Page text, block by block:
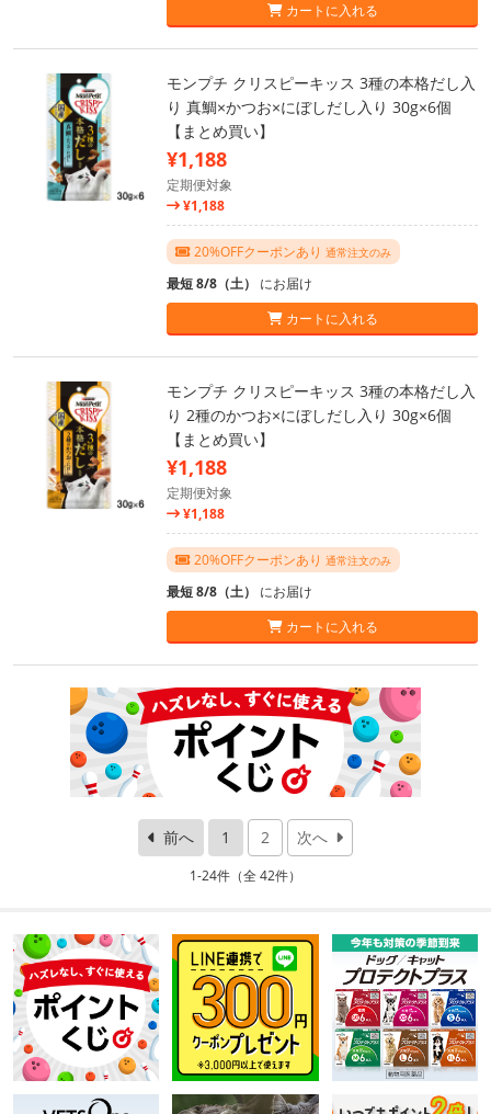
カートに入れる
モンプチ クリスピーキッス 3種の本格だし入
り 真鯛×かつお×にぼしだし入り 30g×6個
【まとめ買い】
¥1,188
定期便対象
¥1,188
20%OFFクーポンあり 通常注文のみ
最短 8/8（土） にお届け
カートに入れる
モンプチ クリスピーキッス 3種の本格だし入
り 2種のかつお×にぼしだし入り 30g×6個
【まとめ買い】
¥1,188
定期便対象
¥1,188
20%OFFクーポンあり 通常注文のみ
最短 8/8（土） にお届け
カートに入れる
前へ 1 2 次へ
1-24件（全 42件）